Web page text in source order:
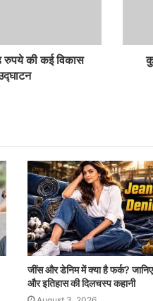
रुपये की कई विकास
जींस और डेनिम में क्या है फर्क? जानिए
और इतिहास की दिलचस्प कहानी